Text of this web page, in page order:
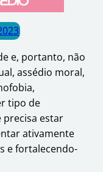
e, portanto, não
assédio moral,
tipo de
precisa estar
ativamente
e fortalecendo-